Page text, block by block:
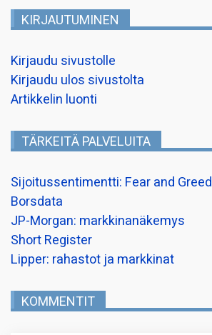
KIRJAUTUMINEN
Kirjaudu sivustolle
Kirjaudu ulos sivustolta
Artikkelin luonti
TÄRKEITÄ PALVELUITA
Sijoitussentimentti: Fear and Greed
Borsdata
JP-Morgan: markkinanäkemys
Short Register
Lipper: rahastot ja markkinat
KOMMENTIT